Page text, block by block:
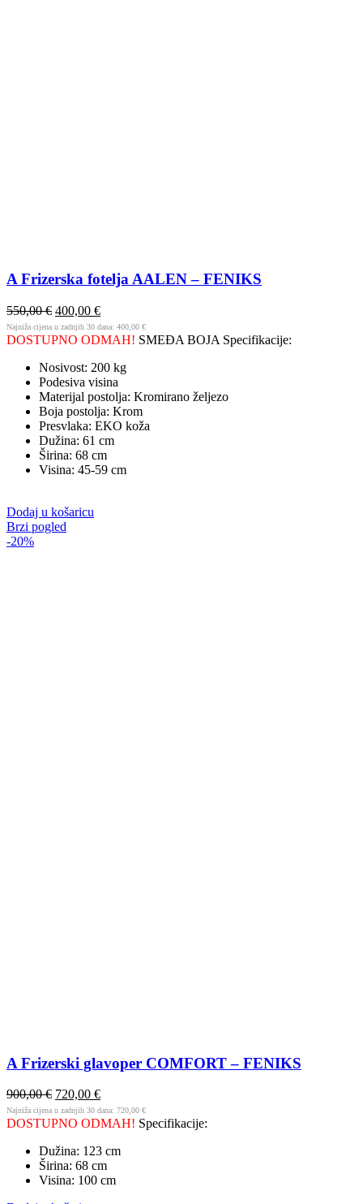
A Frizerska fotelja AALEN – FENIKS
550,00€ 400,00 €
Najniža cijena u zadnjih 30 dana: 400,00 €
DOSTUPNO ODMAH! SMEĐA BOJA Specifikacije:
Nosivost: 200 kg
Podesiva visina
Materijal postolja: Kromirano željezo
Boja postolja: Krom
Presvlaka: EKO koža
Dužina: 61 cm
Širina: 68 cm
Visina: 45-59 cm
Dodaj u košaricu
Brzi pogled
-20%
A Frizerski glavoper COMFORT – FENIKS
900,00€ 720,00 €
Najniža cijena u zadnjih 30 dana: 720,00 €
DOSTUPNO ODMAH! Specifikacije:
Dužina: 123 cm
Širina: 68 cm
Visina: 100 cm